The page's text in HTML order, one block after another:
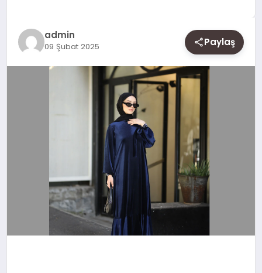
MAGAZIN
SAĞLIK
admin
09 Şubat 2025 Paylaş